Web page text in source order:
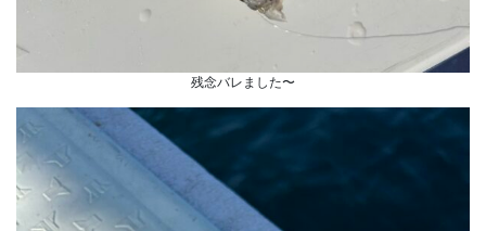
残念バレました〜